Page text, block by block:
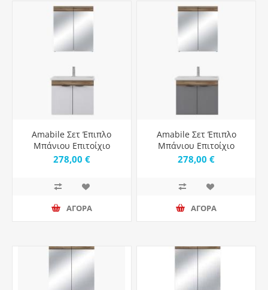
Amabile Σετ Έπιπλο
Μπάνιου Επιτοίχιο
65cm Carino Violin &
278,00 €
ΑΓΟΡΑ
Amabile Σετ Έπιπλο
Μπάνιου Επιτοίχιο
65cm Carino Violin &
278,00 €
ΑΓΟΡΑ